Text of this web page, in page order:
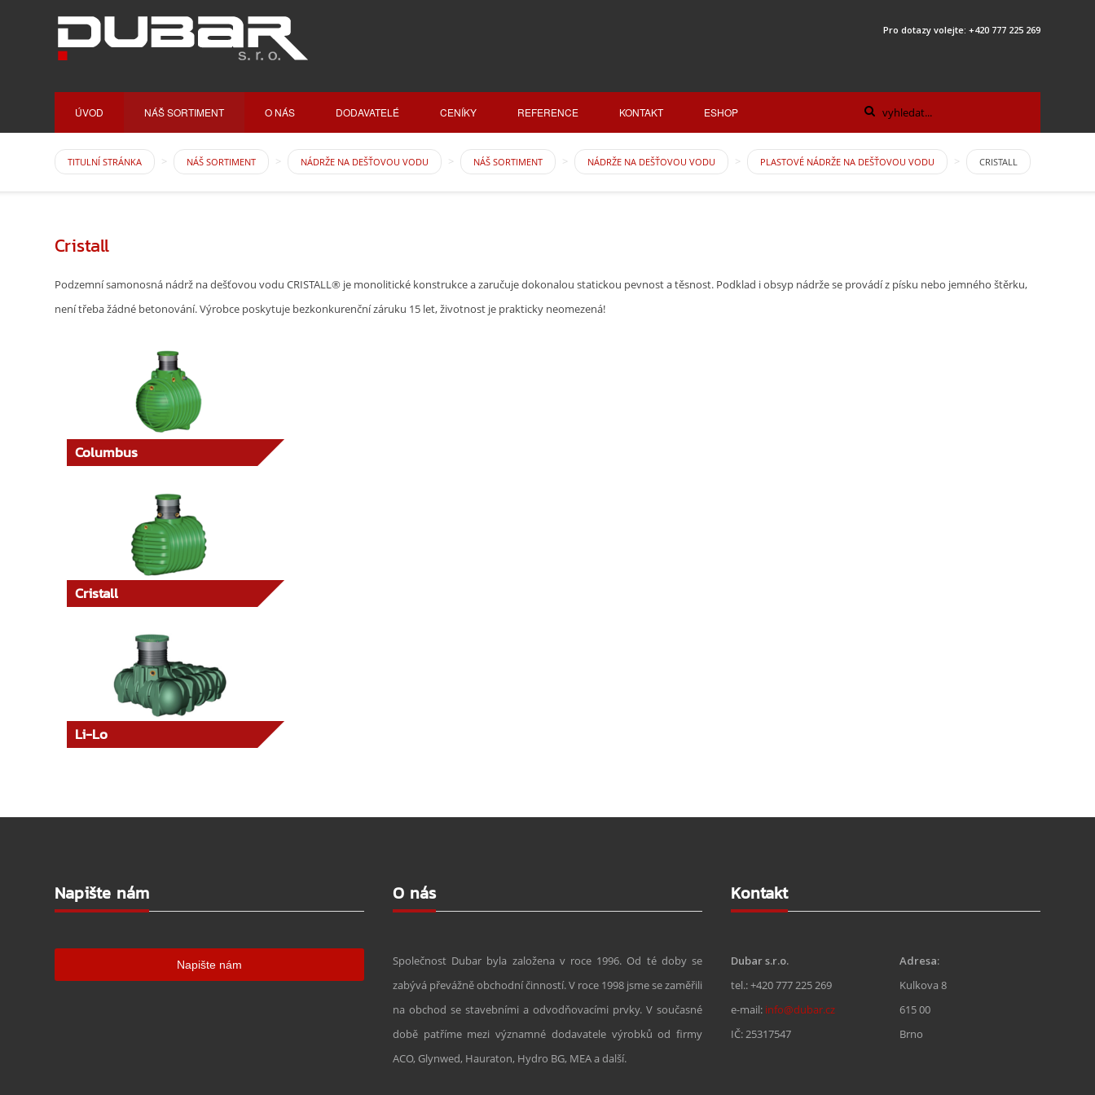
Pro dotazy volejte: +420 777 225 269
ÚVOD NÁŠ SORTIMENT O NÁS DODAVATELÉ CENÍKY REFERENCE KONTAKT ESHOP
TITULNÍ STRÁNKA NÁŠ SORTIMENT NÁDRŽE NA DEŠŤOVOU VODU NÁŠ SORTIMENT NÁDRŽE NA DEŠŤOVOU VODU PLASTOVÉ NÁDRŽE NA DEŠŤOVOU VODU CRISTALL
Cristall
Podzemní samonosná nádrž na dešťovou vodu CRISTALL® je monolitické konstrukce a zaručuje dokonalou statickou pevnost a těsnost. Podklad i obsyp nádrže se provádí z písku nebo jemného štěrku,
není třeba žádné betonování. Výrobce poskytuje bezkonkurenční záruku 15 let, životnost je prakticky neomezená!
Columbus
Cristall
Li-Lo
Napište nám O nás
Společnost Dubar byla založena v roce 1996. Od té doby se
zabývá převážně obchodní činností. V roce 1998 jsme se zaměřili
na obchod se stavebními a odvodňovacími prvky. V současné
době patříme mezi významné dodavatele výrobků od firmy
ACO, Glynwed, Hauraton, Hydro BG, MEA a další.
Kontakt
Dubar s.r.o.
tel.: +420 777 225 269
e-mail: info@dubar.cz
IČ: 25317547
Adresa:
Kulkova 8
615 00
Brno